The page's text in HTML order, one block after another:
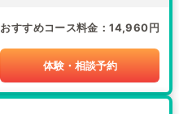
おすすめコース料金 14,960円
体験・相談予約